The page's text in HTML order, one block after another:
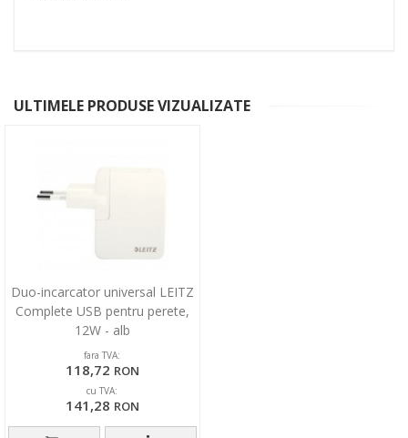
ULTIMELE PRODUSE VIZUALIZATE
Duo-incarcator universal LEITZ
Complete USB pentru perete,
12W - alb
fara TVA:
118,72 RON
cu TVA:
141,28 RON